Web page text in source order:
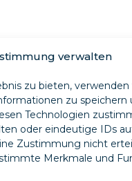
verwalten
zu bieten, verwenden
zu speichern
Technologien
oder eindeutige IDs
Zustimmung nicht
Merkmale und